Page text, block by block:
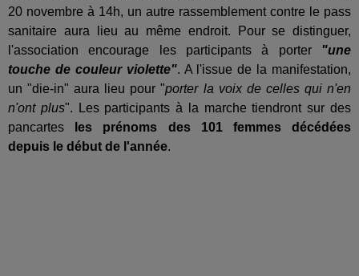
20 novembre à 14h, un autre rassemblement contre le pass
sanitaire aura lieu au même endroit. Pour se distinguer,
l'association encourage les participants à porter "une
touche de couleur violette". A l'issue de la manifestation,
un "die-in" aura lieu pour "porter la voix de celles qui n'en
n'ont plus". Les participants à la marche tiendront sur des
pancartes
les prénoms des 101 femmes décédées
depuis le début de l'année.